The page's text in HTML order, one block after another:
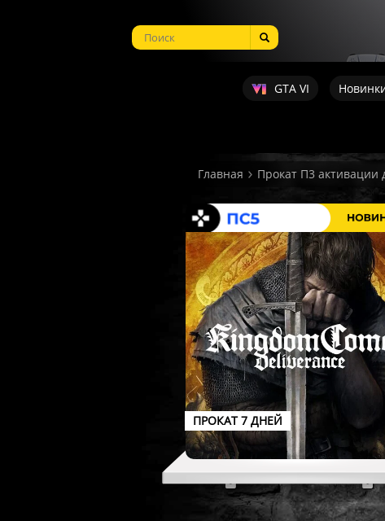
GTA VI
Главная Прокат П3 активации
ПРОКАТ 7 ДНЕЙ